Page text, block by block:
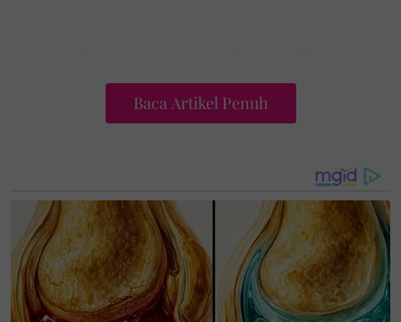
Encik Abas berasal dari Sarawak namun menetap di
Kampung Maras, Terengganu dan bekerja sebagai
penebang pokok sagu.
“Mahu dijadikan cerita, pada satu hari, Encik Abas
demam dan kebetulan orang kampung ada kenduri.
Laksa disajikan kepada tetamu dan laksa itu juga
makanan kegemaran Encik Abas.
Baca Artikel Penuh